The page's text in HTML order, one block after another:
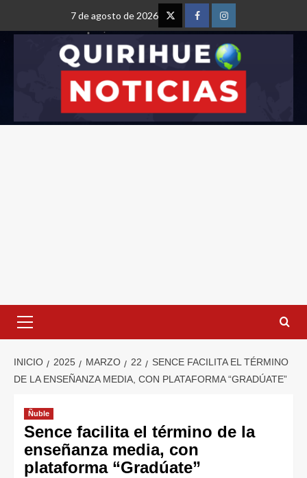
7 de agosto de 2026
INICIO 2025 MARZO 22
SENCE FACILITA EL TÉRMINO
DE LA ENSEÑANZA MEDIA, CON PLATAFORMA “GRADÚATE”
Ñuble
Sence facilita el término de la
enseñanza media, con
plataforma “Gradúate”